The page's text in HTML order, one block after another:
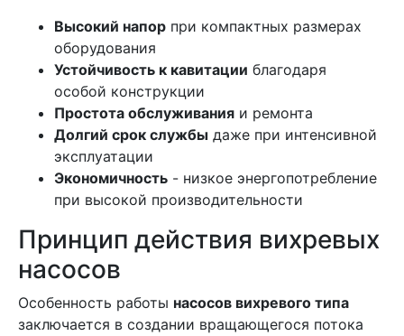
Высокий напор при компактных размерах
оборудования
Устойчивость к кавитации благодаря
особой конструкции
Простота обслуживания и ремонта
Долгий срок службы даже при интенсивной
эксплуатации
Экономичность - низкое энергопотребление
при высокой производительности
Принцип действия вихревых
насосов
Особенность работы насосов вихревого типа
заключается в создании вращающегося потока